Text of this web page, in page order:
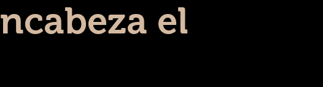
el